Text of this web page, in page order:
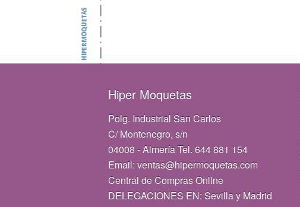
Hiper Moquetas
Polg. Industrial San Carlos
C/ Montenegro, s/n
04008 - Almería Tel. 644 881 154
Email: ventas@hipermoquetas.com
Central de Compras Online
DELEGACIONES EN: Sevilla y Madrid